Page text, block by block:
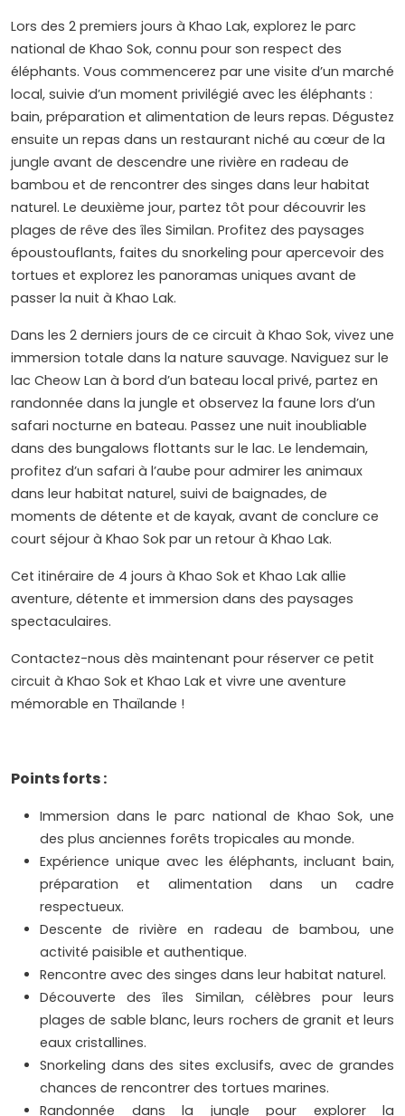
Lors des 2 premiers jours à Khao Lak, explorez le parc
national de Khao Sok, connu pour son respect des
éléphants. Vous commencerez par une visite d’un marché
local, suivie d’un moment privilégié avec les éléphants :
bain, préparation et alimentation de leurs repas. Dégustez
ensuite un repas dans un restaurant niché au cœur de la
jungle avant de descendre une rivière en radeau de
bambou et de rencontrer des singes dans leur habitat
naturel. Le deuxième jour, partez tôt pour découvrir les
plages de rêve des îles Similan. Profitez des paysages
époustouflants, faites du snorkeling pour apercevoir des
tortues et explorez les panoramas uniques avant de
passer la nuit à Khao Lak.
Dans les 2 derniers jours de ce circuit à Khao Sok, vivez une
immersion totale dans la nature sauvage. Naviguez sur le
lac Cheow Lan à bord d’un bateau local privé, partez en
randonnée dans la jungle et observez la faune lors d’un
safari nocturne en bateau. Passez une nuit inoubliable
dans des bungalows flottants sur le lac. Le lendemain,
profitez d’un safari à l’aube pour admirer les animaux
dans leur habitat naturel, suivi de baignades, de
moments de détente et de kayak, avant de conclure ce
court séjour à Khao Sok par un retour à Khao Lak.
Cet itinéraire de 4 jours à Khao Sok et Khao Lak allie
aventure, détente et immersion dans des paysages
spectaculaires.
Contactez-nous dès maintenant pour réserver ce petit
circuit à Khao Sok et Khao Lak et vivre une aventure
mémorable en Thaïlande !
Points forts :
Immersion dans le parc national de Khao Sok, une
des plus anciennes forêts tropicales au monde.
Expérience unique avec les éléphants, incluant bain,
préparation et alimentation dans un cadre
respectueux.
Descente de rivière en radeau de bambou, une
activité paisible et authentique.
Rencontre avec des singes dans leur habitat naturel.
Découverte des îles Similan, célèbres pour leurs
plages de sable blanc, leurs rochers de granit et leurs
eaux cristallines.
Snorkeling dans des sites exclusifs, avec de grandes
chances de rencontrer des tortues marines.
Randonnée dans la jungle pour explorer la